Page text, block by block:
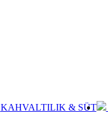
KAHVALTILIK & SÜT